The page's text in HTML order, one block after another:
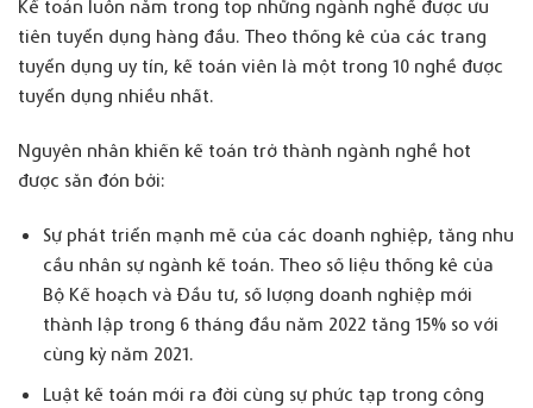
Kế toán luôn nằm trong top những ngành nghề được ưu
tiên tuyển dụng hàng đầu. Theo thống kê của các trang
tuyển dụng uy tín, kế toán viên là một trong 10 nghề được
tuyển dụng nhiều nhất.
Nguyên nhân khiến kế toán trở thành ngành nghề hot
được săn đón bởi:
Sự phát triển mạnh mẽ của các doanh nghiệp, tăng nhu
cầu nhân sự ngành kế toán. Theo số liệu thống kê của
Bộ Kế hoạch và Đầu tư, số lượng doanh nghiệp mới
thành lập trong 6 tháng đầu năm 2022 tăng 15% so với
cùng kỳ năm 2021.
Luật kế toán mới ra đời cùng sự phức tạp trong công